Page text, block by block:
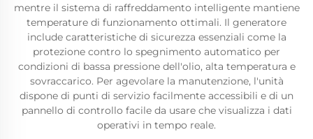
mentre il sistema di raffreddamento intelligente mantiene
temperature di funzionamento ottimali. Il generatore
include caratteristiche di sicurezza essenziali come la
protezione contro lo spegnimento automatico per
condizioni di bassa pressione dell'olio, alta temperatura e
sovraccarico. Per agevolare la manutenzione, l'unità
dispone di punti di servizio facilmente accessibili e di un
pannello di controllo facile da usare che visualizza i dati
operativi in tempo reale.